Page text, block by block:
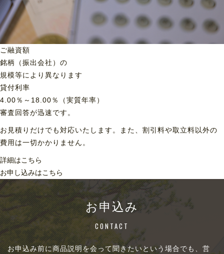
ご融資額
銘柄（振出会社）の
規模等により異なります
貸付利率
4.00％～18.00％（実質年率）
審査回答が迅速です。
お見積りだけでも対応いたします。また、割引料や取立料以外の
費用は一切かかりません。
詳細はこちら
お申し込みはこちら
お申込み
CONTACT
お申込み前に商品説明を会って聞きたいという場合でも、営